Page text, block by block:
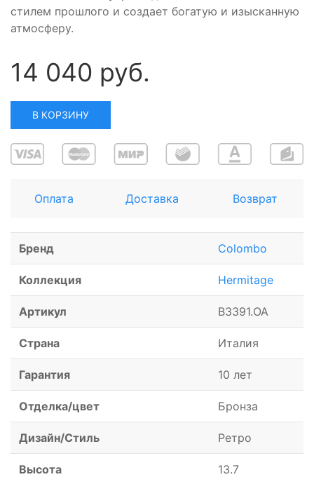
стилем прошлого и создает богатую и изысканную
атмосферу.
14 040 руб.
В КОРЗИНУ
Оплата Доставка Возврат
Бренд Colombo
Коллекция Hermitage
Артикул B3391.OA
Страна Италия
Гарантия 10 лет
Отделка/цвет Бронза
Дизайн/Стиль Ретро
Высота 13.7